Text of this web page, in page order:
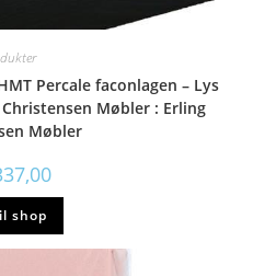
Percale faconlagen – Lys
Møbler : Erling
Møbler
shop